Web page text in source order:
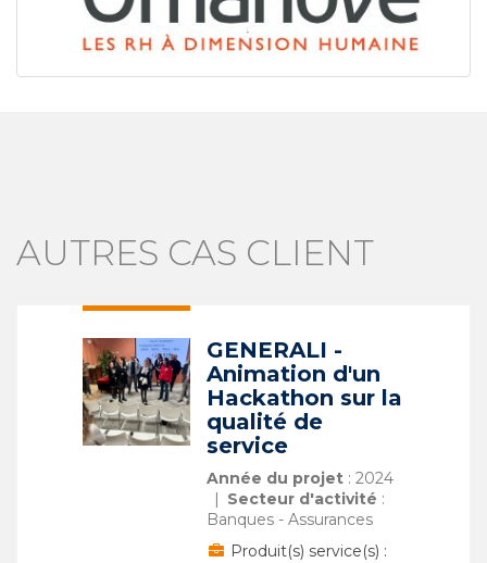
AUTRES CAS CLIENT
GENERALI -
Animation d'un
Hackathon sur la
qualité de
service
Année du projet: 2024
Secteur d'activité :
Banques - Assurances
Produit(s) service(s) :